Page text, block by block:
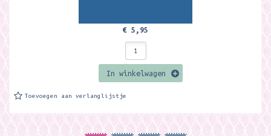
€ 5,95
In winkelwagen
Toevoegen aan verlanglijstje